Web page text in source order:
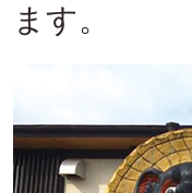
ます。